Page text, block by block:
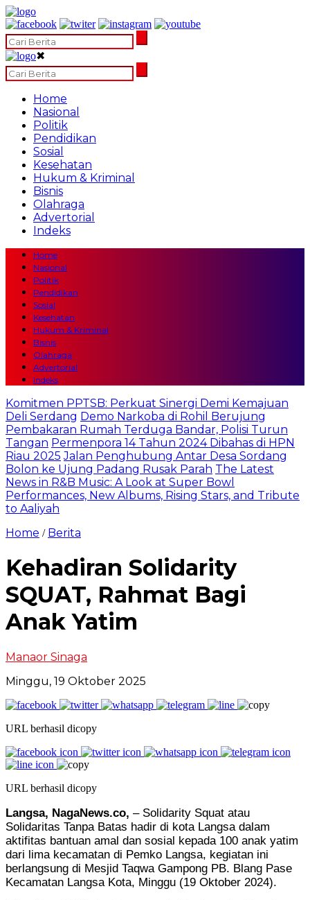
✖
Home
Nasional
Politik
Pendidikan
Sosial
Kesehatan
Hukum & Kriminal
Bisnis
Olahraga
Advertorial
Indeks
Home
Nasional
Politik
Pendidikan
Sosial
Kesehatan
Hukum & Kriminal
Bisnis
Olahraga
Advertorial
Indeks
Komitmen PPTSB: Perkuat Sinergi Demi Kemajuan
Deli Serdang Demo Narkoba di Rohil Berujung
Pembakaran Rumah Terduga Bandar, Polisi Turun
Tangan Permenpora 14 Tahun 2024 Dibahas di HPN
Riau 2025 Jalan Penghubung Antar Desa Sordang
Bolon ke Ujung Padang Rusak Parah The Latest
News in R&B Music: A Look at Super Bowl
Performances, New Albums, Rising Stars, and Tribute
to Aaliyah
Home / Berita
Kehadiran Solidarity
SQUAT, Rahmat Bagi
Anak Yatim
Manaor Sinaga
Minggu, 19 Oktober 2025
URL berhasil dicopy
URL berhasil dicopy
Langsa, NagaNews.co, – Solidarity Squat atau
Solidaritas Tanpa Batas hadir di kota Langsa dalam
aktifitas bantuan amal dan sosial kepada 100 anak yatim
dari lima kecamatan di Pemko Langsa, kegiatan ini
berlangsung di Mesjid Taqwa Gampong PB. Blang Pase
Kecamatan Langsa Kota, Minggu (19 Oktober 2024).